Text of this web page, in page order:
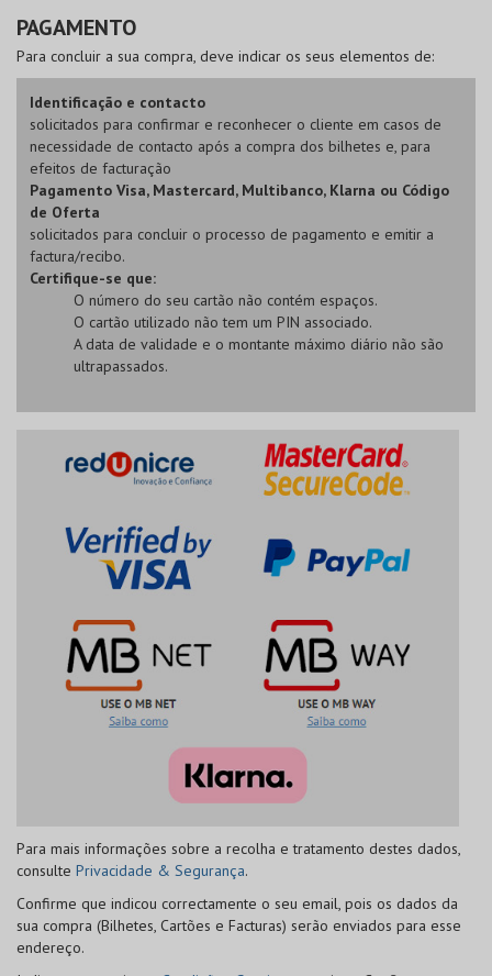
PAGAMENTO
Para concluir a sua compra, deve indicar os seus elementos de:
Identificação e contacto
solicitados para confirmar e reconhecer o cliente em casos de
necessidade de contacto após a compra dos bilhetes e, para
efeitos de facturação
Pagamento Visa, Mastercard, Multibanco, Klarna ou Código
de Oferta
solicitados para concluir o processo de pagamento e emitir a
factura/recibo.
Certifique-se que:
O número do seu cartão não contém espaços.
O cartão utilizado não tem um PIN associado.
A data de validade e o montante máximo diário não são
ultrapassados.
Para mais informações sobre a recolha e tratamento destes dados,
consulte Privacidade & Segurança.
Confirme que indicou correctamente o seu email, pois os dados da
sua compra (Bilhetes, Cartões e Facturas) serão enviados para esse
endereço.